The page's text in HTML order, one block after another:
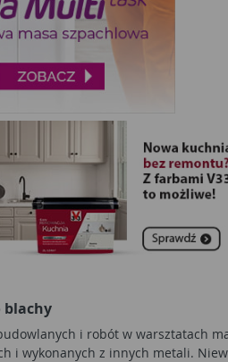
blachy
i robót w warsztatach
i wykonanych z innych metali.